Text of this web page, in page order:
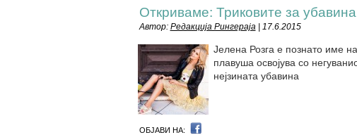
Откриваме: Триковите за
Автор: Редакција Рингераја| 17.6.2015
Јелена Розга е познато име
плавуша освојува со
нејзината убавина
ОБЈАВИ НА: